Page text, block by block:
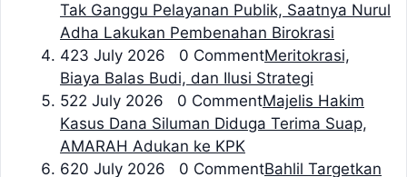
Tak Ganggu Pelayanan Publik, Saatnya Nurul
Adha Lakukan Pembenahan Birokrasi
423 July 2026 0 CommentMeritokrasi,
Biaya Balas Budi, dan Ilusi Strategi
522 July 2026 0 CommentMajelis Hakim
Kasus Dana Siluman Diduga Terima Suap,
AMARAH Adukan ke KPK
620 July 2026 0 CommentBahlil Targetkan